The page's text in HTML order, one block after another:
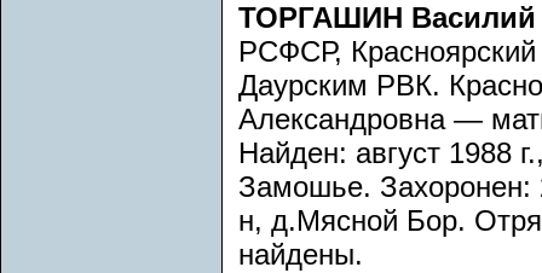
ТОРГАШИН Василий
РСФСР,
Даурским РВК.
Александровна —
Найден: август 1988
Замошье. Захоронен:
н, д.Мясной Бор.
найдены.